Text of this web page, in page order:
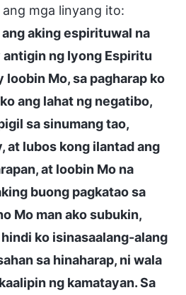
mga linyang ito:
ang aking espirituwal na
antigin ng Iyong Espiritu
loobin Mo, sa pagharap ko
ang lahat ng negatibo,
sa sinumang tao,
at lubos kong ilantad ang
at loobin Mo na
buong pagkatao sa
Mo man ako subukin,
ko isinasaalang-alang
sa hinaharap, ni wala
ng kamatayan. Sa